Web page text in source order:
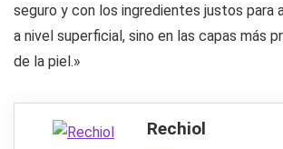
seguro y con los ingredientes justos para
a nivel superficial, sino en las capas más
de la piel.»
Rechiol